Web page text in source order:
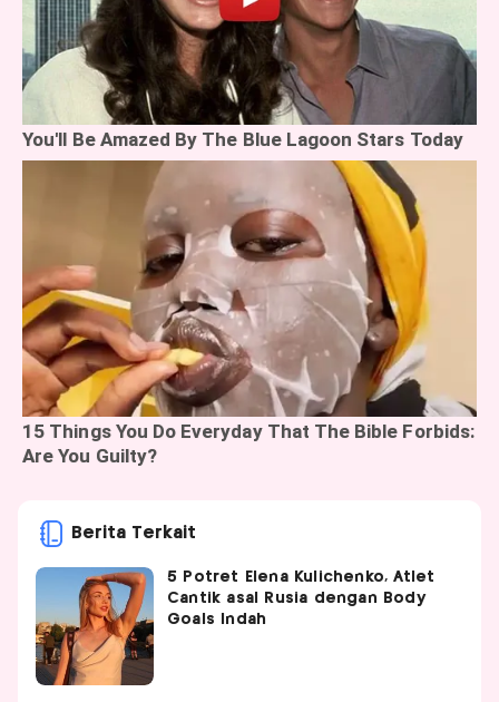
Berita Terkait
5 Potret Elena Kulichenko, Atlet
Cantik asal Rusia dengan Body
Goals Indah